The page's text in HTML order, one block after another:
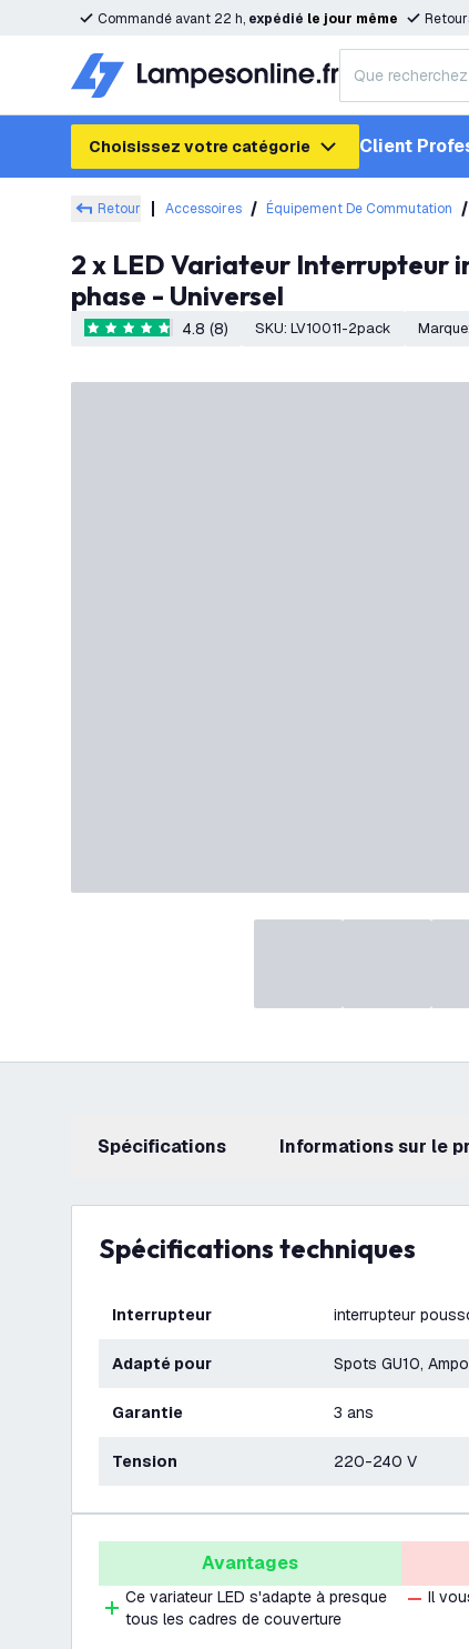
Commandé avant 22 h, expédié le jour même
Choisissez votre catégorie Client
Retour Accessoires Équipement De Commutation
2 x LED Variateur Interrupteur inverseur >2 variateurs. 1 point lumineux 5-250 Watt 220-240V - à coupure de
phase - Universel
4.8 étoiles de notation
4.8 (8) SKU: LV10011-2pack Marque:
Spécifications Informations sur le
Spécifications techniques
Interrupteur interrupteur
Adapté pour Spots GU10,
Garantie 3 ans
Tension 220-240 V
Avantages
Ce variateur LED s'adapte à presque
tous les cadres de couverture
Il